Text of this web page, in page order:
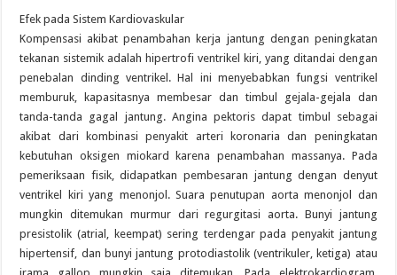
Efek pada Sistem Kardiovaskular
Kompensasi akibat penambahan kerja jantung dengan peningkatan
tekanan sistemik adalah hipertrofi ventrikel kiri, yang ditandai dengan
penebalan dinding ventrikel. Hal ini menyebabkan fungsi ventrikel
memburuk, kapasitasnya membesar dan timbul gejala-gejala dan
tanda-tanda gagal jantung. Angina pektoris dapat timbul sebagai
akibat dari kombinasi penyakit arteri koronaria dan peningkatan
kebutuhan oksigen miokard karena penambahan massanya. Pada
pemeriksaan fisik, didapatkan pembesaran jantung dengan denyut
ventrikel kiri yang menonjol. Suara penutupan aorta menonjol dan
mungkin ditemukan murmur dari regurgitasi aorta. Bunyi jantung
presistolik (atrial, keempat) sering terdengar pada penyakit jantung
hipertensif, dan bunyi jantung protodiastolik (ventrikuler, ketiga) atau